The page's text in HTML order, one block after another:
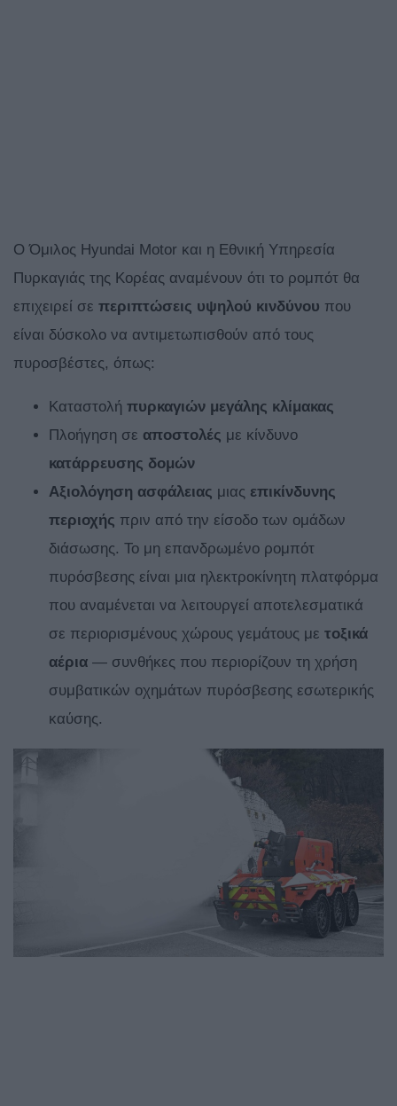
Ο Όμιλος Hyundai Motor και η Εθνική Υπηρεσία
Πυρκαγιάς της Κορέας αναμένουν ότι το ρομπότ θα
επιχειρεί σε περιπτώσεις υψηλού κινδύνου που
είναι δύσκολο να αντιμετωπισθούν από τους
πυροσβέστες, όπως:
Καταστολή πυρκαγιών μεγάλης κλίμακας
Πλοήγηση σε αποστολές με κίνδυνο
κατάρρευσης δομών
Αξιολόγηση ασφάλειας μιας επικίνδυνης
περιοχής πριν από την είσοδο των ομάδων
διάσωσης. Το μη επανδρωμένο ρομπότ
πυρόσβεσης είναι μια ηλεκτροκίνητη πλατφόρμα
που αναμένεται να λειτουργεί αποτελεσματικά
σε περιορισμένους χώρους γεμάτους με τοξικά
αέρια — συνθήκες που περιορίζουν τη χρήση
συμβατικών οχημάτων πυρόσβεσης εσωτερικής
καύσης.